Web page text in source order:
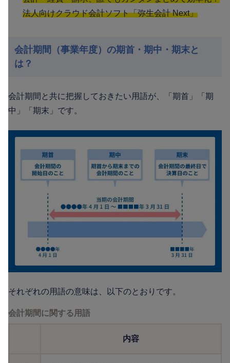
法人向けクラウド会計ソフト「弥生会計 Next」
会計期間（事業年度）の期首・期中・期末と
は？
会計期間と共に把握しておきたい用語が、「期首」「期
中」「期末」です。
それぞれの用語の意味は、以下のとおりです。
会計期間に関する用語
内容